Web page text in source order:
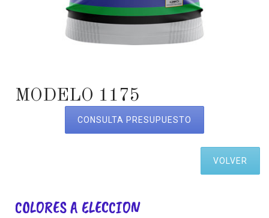
MODELO 1175
CONSULTA PRESUPUESTO
VOLVER
COLORES A ELECCION